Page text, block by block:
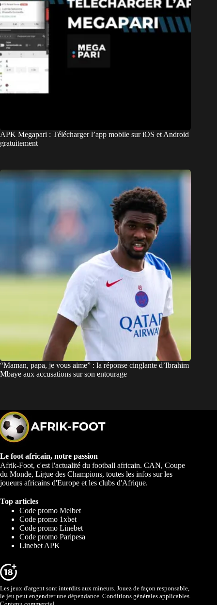
APK Megapari : Télécharger l’app mobile sur iOS et Android
gratuitement
“Maman, papa, je vous aime” : la réponse cinglante d’Ibrahim
Mbaye aux accusations sur son entourage
Le foot africain, notre passion
Afrik-Foot, c'est l'actualité du football africain. CAN, Coupe
du Monde, Ligue des Champions, toutes les infos sur les
joueurs africains d'Europe et les clubs d'Afrique.
Top articles
Code promo Melbet
Code promo 1xbet
Code promo Linebet
Code promo Paripesa
Linebet APK
Les jeux d'argent sont interdits aux mineurs. Jouez de façon responsable,
le jeu peut engendrer une dépendance. Conditions générales applicables.